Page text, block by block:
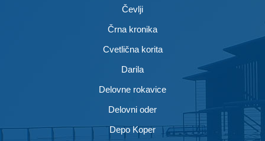
Čevlji
Črna kronika
Cvetlična korita
Darila
Delovne rokavice
Delovni oder
Depo Koper